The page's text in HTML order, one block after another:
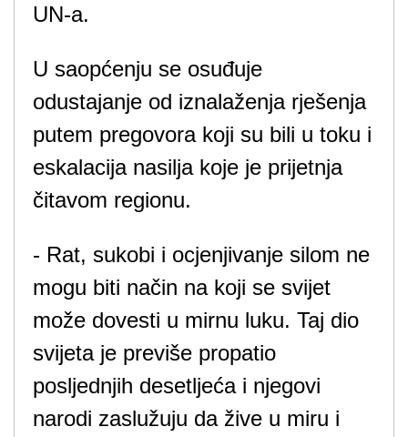
UN-a.
U saopćenju se osuđuje
odustajanje od iznalaženja rješenja
putem pregovora koji su bili u toku i
eskalacija nasilja koje je prijetnja
čitavom regionu.
- Rat, sukobi i ocjenjivanje silom ne
mogu biti način na koji se svijet
može dovesti u mirnu luku. Taj dio
svijeta je previše propatio
posljednjih desetljeća i njegovi
narodi zaslužuju da žive u miru i